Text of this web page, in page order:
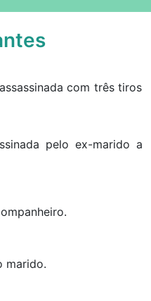
com três tiros
pelo ex-marido a
marido.